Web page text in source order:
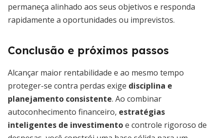
permaneça alinhado aos seus objetivos e responda
rapidamente a oportunidades ou imprevistos.
Conclusão e próximos passos
Alcançar maior rentabilidade e ao mesmo tempo
proteger-se contra perdas exige disciplina e
planejamento consistente. Ao combinar
autoconhecimento financeiro, estratégias
inteligentes de investimentoe controle rigoroso de